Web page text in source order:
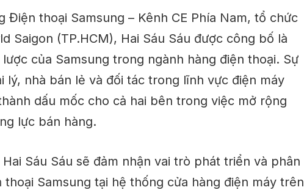
Điện thoại Samsung – Kênh CE Phía Nam, tổ chức
Saigon (TP.HCM), Hai Sáu Sáu được công bố là
của Samsung trong ngành hàng điện thoại. Sự
lý, nhà bán lẻ và đối tác trong lĩnh vực điện máy
dấu mốc cho cả hai bên trong việc mở rộng
lực bán hàng.
Sáu Sáu sẽ đảm nhận vai trò phát triển và phân
thoại Samsung tại hệ thống cửa hàng điện máy trên